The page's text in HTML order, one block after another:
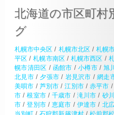
北海道の市区町村
グ
札幌市中央区 / 札幌市北区/ 札幌
平区 /札幌市南区/札幌市西区 /
幌市清田区 / 函館市 / 小樽市/旭
北見市/ 夕張市 / 岩見沢市 / 網走
美唄市 / 芦別市 /江別市/赤平市 /
市 /根室市/千歳市 / 滝川市 / 砂
市 /登別市/恵庭市 / 伊達市 / 北